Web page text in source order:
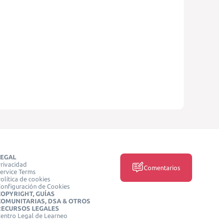
Terms
de cookies
de Cookies
GUÍAS
DSA & OTROS
LEGALES
Legal de Learneo
Comentarios